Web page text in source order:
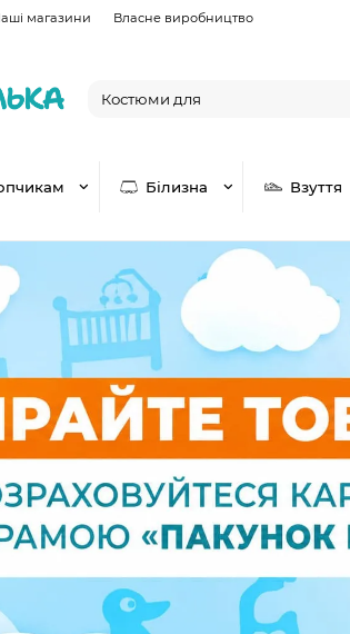
магазини Власне виробництво
Білизна Взуття